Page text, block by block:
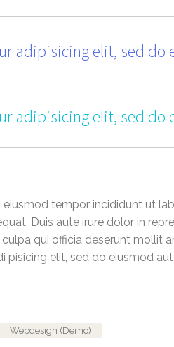
adipisicing elit, sed do
adipisicing elit, sed do
tempor incididunt ut
Duis aute irure dolor in
qui officia deserunt mollit
elit, sed do eiusmod
Webdesign (Demo)